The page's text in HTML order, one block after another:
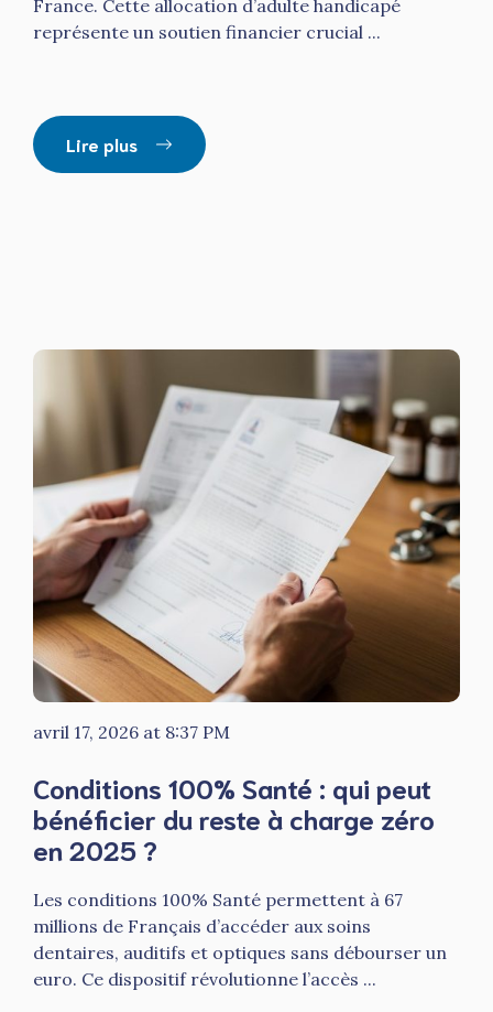
France. Cette allocation d’adulte handicapé
représente un soutien financier crucial ...
Lire plus
avril 17, 2026 at 8:37 PM
Conditions 100% Santé : qui peut
bénéficier du reste à charge zéro
en 2025 ?
Les conditions 100% Santé permettent à 67
millions de Français d’accéder aux soins
dentaires, auditifs et optiques sans débourser un
euro. Ce dispositif révolutionne l’accès ...